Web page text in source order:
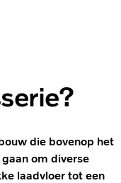
die bovenop het
om diverse
laadvloer tot een